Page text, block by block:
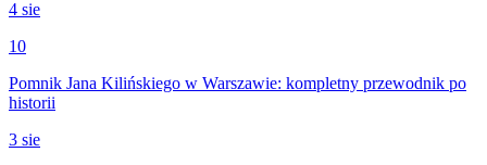
4 sie
10
Pomnik Jana Kilińskiego w Warszawie: kompletny przewodnik po
historii
3 sie